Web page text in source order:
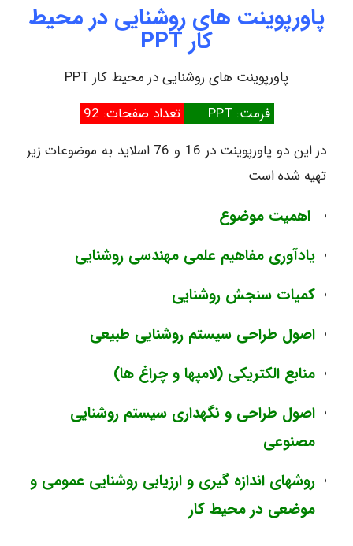
پاورپوینت های روشنایی در محیط
کار PPT
پاورپوینت های روشنایی در محیط کار PPT
فرمت: PPT
تعداد صفحات: 92
در این دو پاورپوینت در 16 و 76 اسلاید به موضوعات زیر
تهیه شده است
اهمیت موضوع
یادآوری مفاهیم علمی مهندسی روشنایی
کمیات سنجش روشنایی
اصول طراحی سیستم روشنایی طبیعی
منابع الکتریکی (لامپها و چراغ ها)
اصول طراحی و نگهداری سیستم روشنایی
مصنوعی
روشهای اندازه گیری و ارزیابی روشنایی عمومی و
موضعی در محیط کار